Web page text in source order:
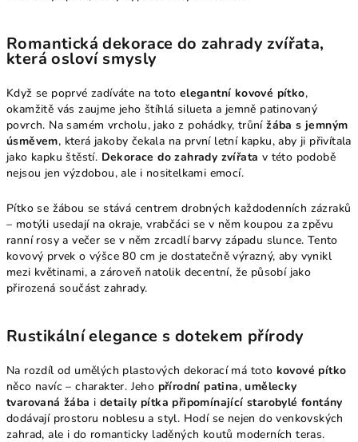
Romantická dekorace do zahrady zvířata,
která osloví smysly
Když se poprvé zadíváte na toto elegantní kovové pítko,
okamžitě vás zaujme jeho štíhlá silueta a jemně patinovaný
povrch. Na samém vrcholu, jako z pohádky, trůnížába s jemným
úsměvem, která jakoby čekala na první letní kapku, aby ji přivítala
jako kapku štěstí. Dekorace do zahrady zvířata v této podobě
nejsou jen výzdobou, ale i nositelkami emocí.
Pítko se žábou se stává centrem drobných každodenních zázraků
– motýli usedají na okraje, vrabčáci se v něm koupou za zpěvu
ranní rosy a večer se v něm zrcadlí barvy západu slunce. Tento
kovový prvek o výšce 80 cm je dostatečně výrazný, aby vynikl
mezi květinami, a zároveň natolik decentní, že působí jako
přirozená součást zahrady.
Rustikální elegance s dotekem přírody
Na rozdíl od umělých plastových dekorací má toto kovové pítko
něco navíc – charakter. Jeho přírodní patina,umělecky
tvarovaná žába i detaily pítka připomínající starobylé fontány
dodávají prostoru noblesu a styl. Hodí se nejen do venkovských
zahrad, ale i do romanticky laděných koutů moderních teras.